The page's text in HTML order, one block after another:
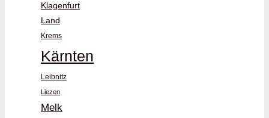
Klagenfurt
Land
Krems
Kärnten
Leibnitz
Liezen
Melk